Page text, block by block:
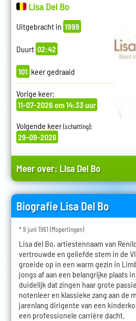
Lisa Del Bo
Uitgebracht in 1999
Duurt 02:42
101 keer gedraaid
Vorige keer:
11-07-2026 om 14:33 uur
Volgende keer(schatting):
29-09-2026
Meer over: Lisa Del Bo
Biografie Lisa Del Bo
* 9 juni 1961 (Mopertingen)
Lisa del Bo, artiestennaam van
vertrouwde en geliefde stem in de
groeide op in een warm gezin in
jongs af aan een belangrijke plaats
duidelijk dat zingen haar grote
notenleer en klassieke zang aan de
jarenlang dirigente van een
een professionele carrière dacht.